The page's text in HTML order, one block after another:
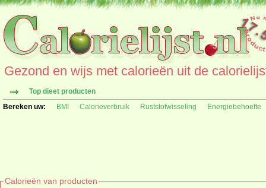
Gezond en wijs met calorieën uit de
Top dieet producten
Bereken uw:
BMI Calorieverbruik Ruststofwisseling Energiebehoefte
Calorieën van producten